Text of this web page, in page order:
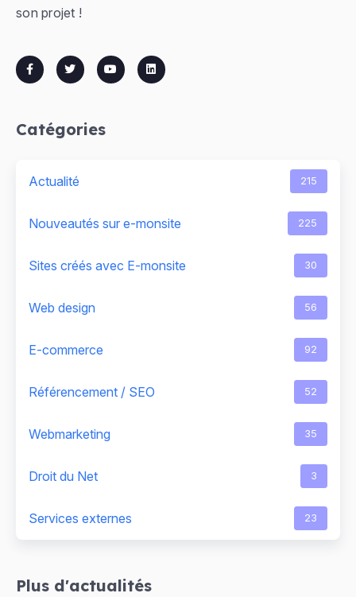
son projet !
Catégories
Actualité 215
Nouveautés sur e-monsite 225
Sites créés avec E-monsite 30
Web design 56
E-commerce 92
Référencement / SEO 52
Webmarketing 35
Droit du Net 3
Services externes 23
Plus d'actualités